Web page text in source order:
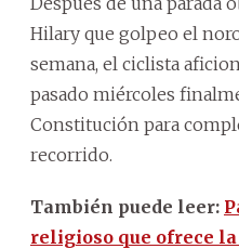
Hilary que golpeo el
semana, el ciclista
pasado miércoles
Constitución para
recorrido.
También puede leer:
religioso que ofrece